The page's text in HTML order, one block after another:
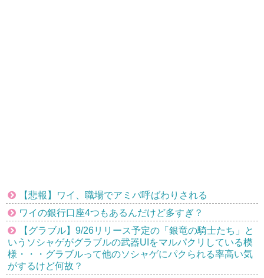
【悲報】ワイ、職場でアミバ呼ばわりされる
ワイの銀行口座4つもあるんだけど多すぎ？
【グラブル】9/26リリース予定の「銀竜の騎士たち」と
いうソシャゲがグラブルの武器UIをマルパクリしている模
様・・・グラブルって他のソシャゲにパクられる率高い気
がするけど何故？